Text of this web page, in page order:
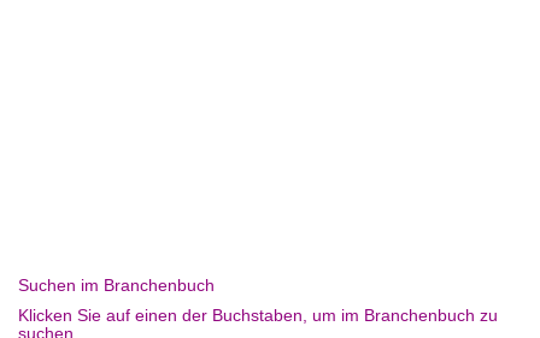
Suchen im Branchenbuch
Klicken Sie auf einen der Buchstaben, um im Branchenbuch zu
suchen.